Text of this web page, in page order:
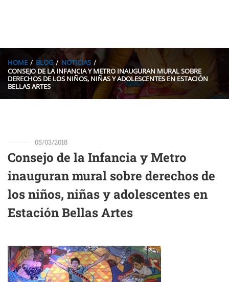
HOME BLOG
NOTICIAS
CONSEJO DE LA INFANCIA Y METRO INAUGURAN MURAL SOBRE
DERECHOS DE LOS NIÑOS, NIÑAS Y ADOLESCENTES EN ESTACIÓN
BELLAS ARTES
05/03/2018
Consejo de la Infancia y Metro
inauguran mural sobre derechos de
los niños, niñas y adolescentes en
Estación Bellas Artes